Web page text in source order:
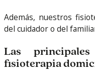
Además, nuestros
del cuidador o del
Las
fisioterapia